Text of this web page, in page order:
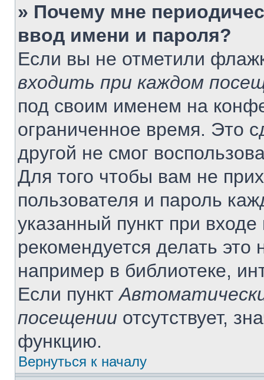
» Почему мне
ввод имени и пароля?
Если вы не отметили
входить при каждом
под своим именем на
ограниченное время. Это
другой не смог
Для того чтобы вам не
пользователя и пароль
указанный пункт при
рекомендуется делать
например в библиотеке,
Если пункт
посещении отсутствует,
функцию.
Вернуться к началу